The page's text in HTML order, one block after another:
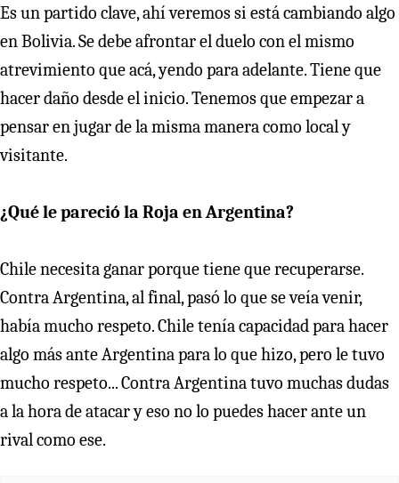
Es un partido clave, ahí veremos si está cambiando algo
en Bolivia. Se debe afrontar el duelo con el mismo
atrevimiento que acá, yendo para adelante. Tiene que
hacer daño desde el inicio. Tenemos que empezar a
pensar en jugar de la misma manera como local y
visitante.
¿Qué le pareció la Roja en Argentina?
Chile necesita ganar porque tiene que recuperarse.
Contra Argentina, al final, pasó lo que se veía venir,
había mucho respeto. Chile tenía capacidad para hacer
algo más ante Argentina para lo que hizo, pero le tuvo
mucho respeto... Contra Argentina tuvo muchas dudas
a la hora de atacar y eso no lo puedes hacer ante un
rival como ese.